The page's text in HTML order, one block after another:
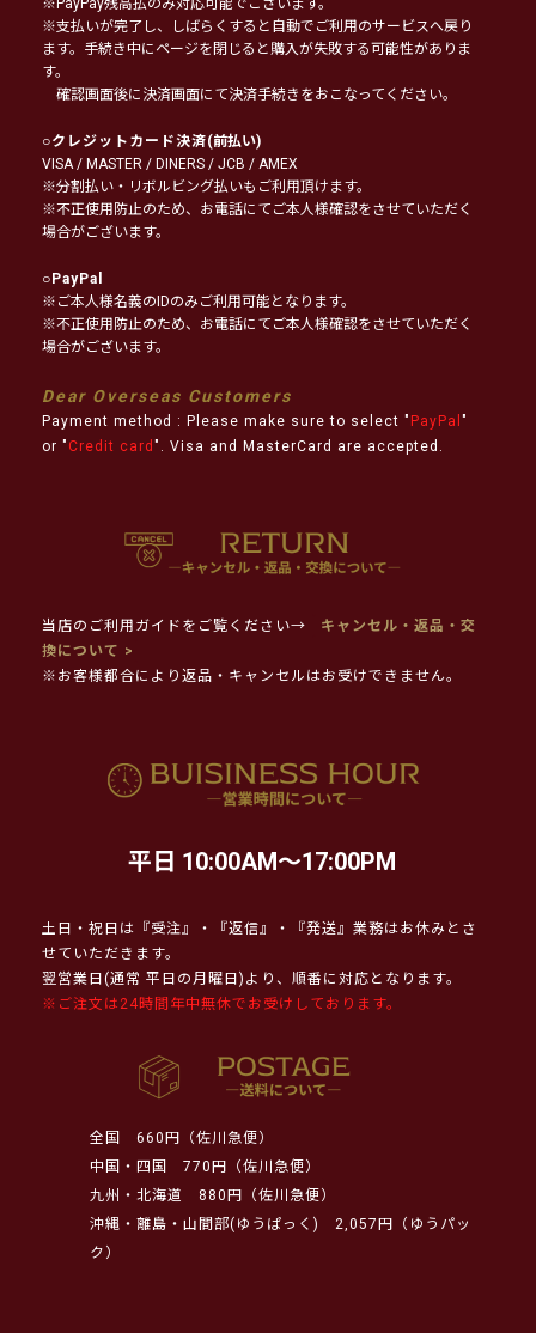
※支払いが完了し、しばらくすると自動でご利用のサービスへ戻り
ます。手続き中にページを閉じると購入が失敗する可能性がありま
す。
確認画面後に決済画面にて決済手続きをおこなってください。
○クレジットカード決済(前払い)
VISA / MASTER / DINERS / JCB / AMEX
※分割払い・リボルビング払いもご利用頂けます。
※不正使用防止のため、お電話にてご本人様確認をさせていただく
場合がございます。
○PayPal
※ご本人様名義のIDのみご利用可能となります。
※不正使用防止のため、お電話にてご本人様確認をさせていただく
場合がございます。
Dear Overseas Customers
Payment method : Please make sure to select " PayPal "
or " Credit card ". Visa and MasterCard are accepted.
当店のご利用ガイドをご覧ください→
キャンセル・返品・交
換について >
※お客様都合により返品・キャンセルはお受けできません。
平日 10:00AM～17:00PM
土日・祝日は『受注』・『返信』・『発送』業務はお休みとさ
せていただきます。
翌営業日(通常 平日の月曜日)より、順番に対応となります。
※ご注文は24時間年中無休でお受けしております。
全国
660円（佐川急便）
中国・四国
770円（佐川急便）
九州・北海道
880円（佐川急便）
沖縄・離島・山間部(ゆうぱっく)
2,057円（ゆうパッ
ク）